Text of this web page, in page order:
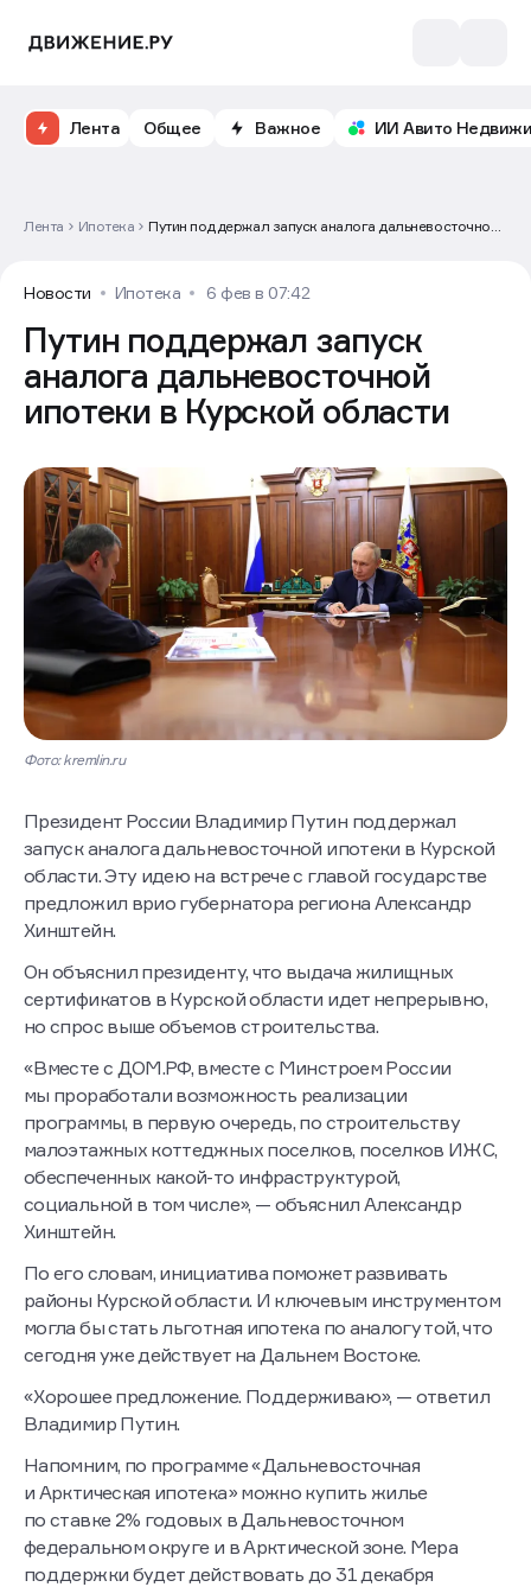
Лента Общее Важное ИИ Авито
Лента Ипотека
Путин поддержал запуск аналога дальневосточной
Новости Ипотека 6 фев в 07:42
Путин поддержал запуск
аналога дальневосточной
ипотеки в Курской области
Фото: kremlin.ru
Президент России Владимир Путин поддержал
запуск аналога дальневосточной ипотеки в Курской
области. Эту идею на встрече с главой государстве
предложил врио губернатора региона Александр
Хинштейн.
Он объяснил президенту, что выдача жилищных
сертификатов в Курской области идет непрерывно,
но спрос выше объемов строительства.
«Вместе с ДОМ.РФ, вместе с Минстроем России
мы проработали возможность реализации
программы, в первую очередь, по строительству
малоэтажных коттеджных поселков, поселков ИЖС,
обеспеченных какой-то инфраструктурой,
социальной в том числе», — объяснил Александр
Хинштейн.
По его словам, инициатива поможет развивать
районы Курской области. И ключевым инструментом
могла бы стать льготная ипотека по аналогу той, что
сегодня уже действует на Дальнем Востоке.
«Хорошее предложение. Поддерживаю», — ответил
Владимир Путин.
Напомним, по программе «Дальневосточная
и Арктическая ипотека» можно купить жилье
по ставке 2% годовых в Дальневосточном
федеральном округе и в Арктической зоне. Мера
поддержки будет действовать до 31 декабря